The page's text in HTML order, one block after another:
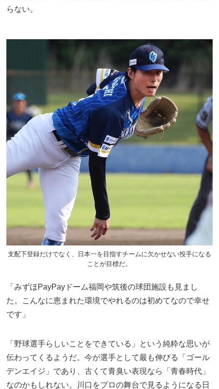
らない。
支配下登録だけでなく、日本一を目指すチームに欠かせない投手になる
ことが目標だ。
「みずほPayPayドーム福岡や筑後の球団施設も見まし
た。こんなに恵まれた環境でやれるのは初めてなので幸せ
です」
「野球選手らしいことをできている」という純粋な思いが
伝わってくるようだ。今が選手として最も伸びる「ゴール
デンエイジ」であり、古くて青臭い表現なら「青春時代」
なのかもしれない。川口をプロの舞台で見るようになる日